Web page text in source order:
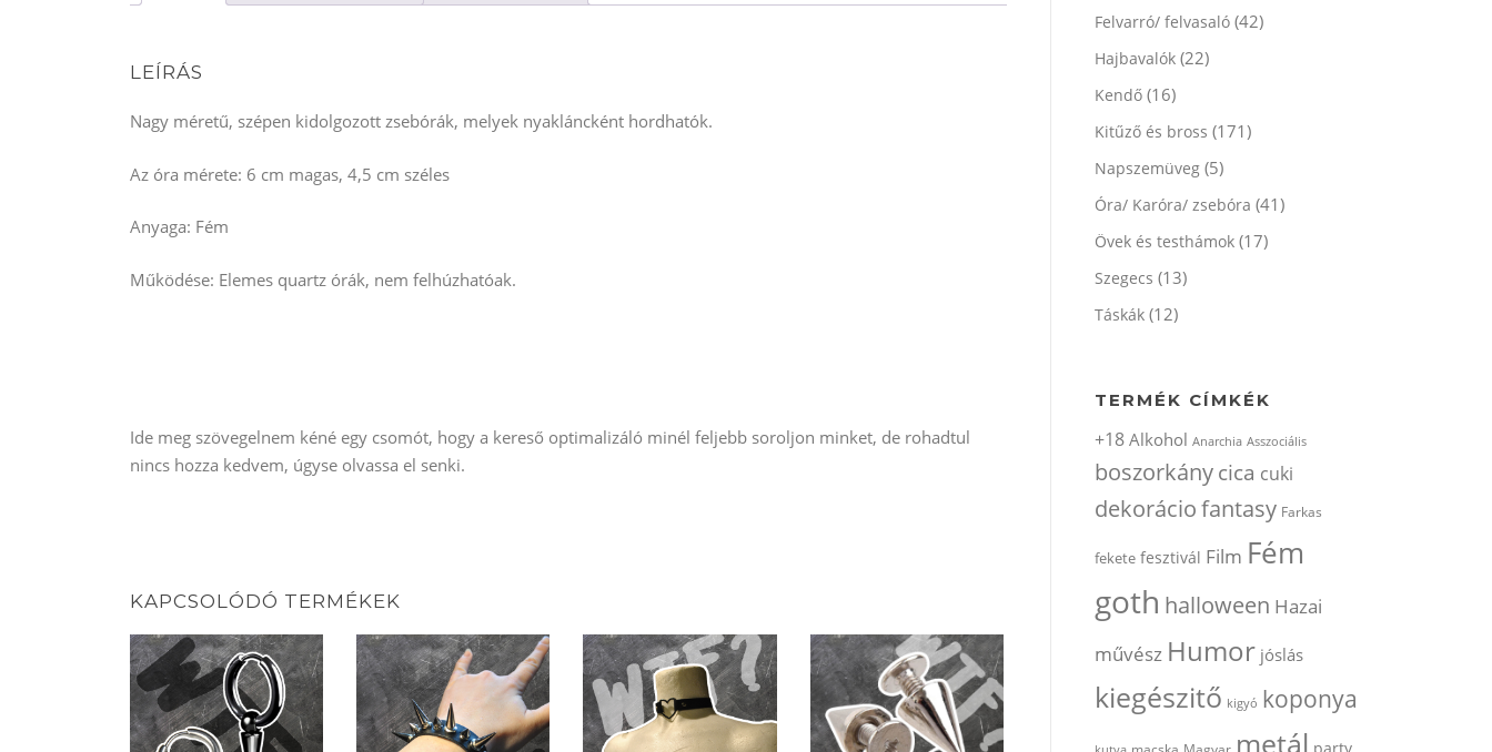
LEÍRÁS
Nagy méretű, szépen kidolgozott zsebórák, melyek nyakláncként hordhatók.
Az óra mérete: 6 cm magas, 4,5 cm széles
Anyaga: Fém
Működése: Elemes quartz órák, nem felhúzhatóak.
Ide meg szövegelnem kéné egy csomót, hogy a kereső optimalizáló minél feljebb soroljon minket, de rohadtul
nincs hozza kedvem, úgyse olvassa el senki.
KAPCSOLÓDÓ TERMÉKEK
Felvarró/ felvasaló (42)
Hajbavalók (22)
Kendő (16)
Kitűző és bross (171)
Napszemüveg (5)
Óra/ Karóra/ zsebóra (41)
Övek és testhámok (17)
Szegecs (13)
Táskák (12)
TERMÉK CÍMKÉK
+18 Alkohol Anarchia Asszociális
boszorkánycica cuki
dekoráciofantasy Farkas
fekete fesztivál Film Fém
goth halloween Hazai
művész Humor jóslás
kiegészitő kigyó koponya
metál